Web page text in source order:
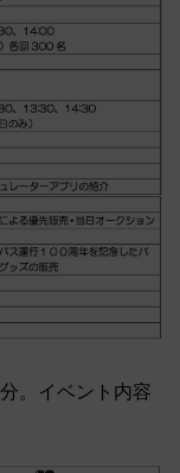
。イベント内容